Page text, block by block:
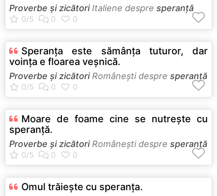
Proverbe și zicătoriItaliene despre speranță
Speranţa este sămânţa tuturor, dar
voinţa e floarea veşnică.
Proverbe și zicătoriRomâneşti despre speranță
Moare de foame cine se nutreşte cu
speranţă.
Proverbe și zicătoriRomâneşti despre speranță
Omul trăieşte cu speranţa.